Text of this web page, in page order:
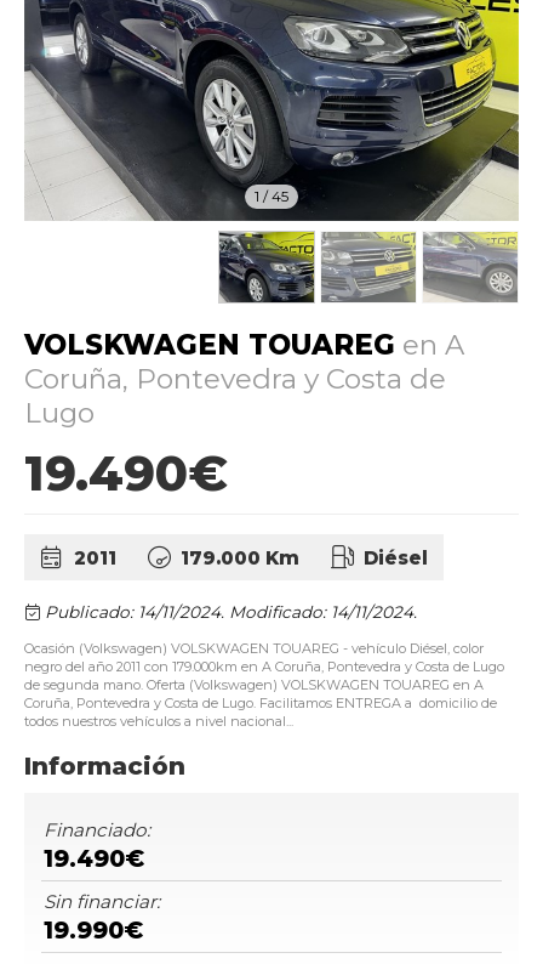
1 /45
VOLSKWAGEN TOUAREG en A
Coruña, Pontevedra y Costa de
Lugo
19.490€
2011 179.000 Km Diésel
Publicado: 14/11/2024. Modificado: 14/11/2024.
Ocasión (Volkswagen) VOLSKWAGEN TOUAREG - vehículo Diésel, color
negro del año 2011 con 179.000km en A Coruña, Pontevedra y Costa de Lugo
de segunda mano. Oferta (Volkswagen) VOLSKWAGEN TOUAREG en A
Coruña, Pontevedra y Costa de Lugo. Facilitamos ENTREGA a domicilio de
todos nuestros vehículos a nivel nacional...
Información
Financiado:
19.490€
Sin financiar:
19.990€